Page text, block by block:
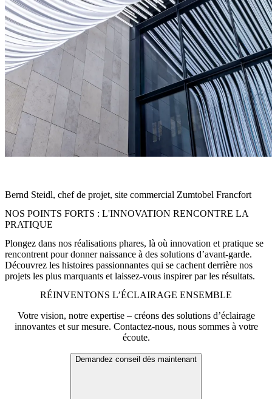
Bernd Steidl, chef de projet, site commercial Zumtobel Francfort
NOS POINTS FORTS : L'INNOVATION RENCONTRE LA
PRATIQUE
Plongez dans nos réalisations phares, là où innovation et pratique se
rencontrent pour donner naissance à des solutions d’avant-garde.
Découvrez les histoires passionnantes qui se cachent derrière nos
projets les plus marquants et laissez-vous inspirer par les résultats.
RÉINVENTONS L’ÉCLAIRAGE ENSEMBLE
Votre vision, notre expertise – créons des solutions d’éclairage
innovantes et sur mesure. Contactez-nous, nous sommes à votre
écoute.
Demandez conseil dès maintenant